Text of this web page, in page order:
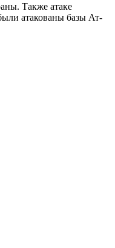
Также атаке
атакованы базы Ат-